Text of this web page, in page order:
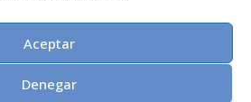
Aceptar
Denegar
de Privacidad